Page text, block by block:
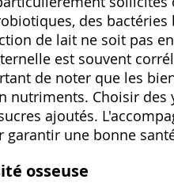
des
de lait ne soit pas
est souvent
de noter que les
nutriments. Choisir
ajoutés.
garantir une bonne
osseuse